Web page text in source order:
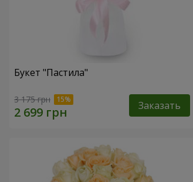
Букет "Пастила"
3 175 грн Заказать